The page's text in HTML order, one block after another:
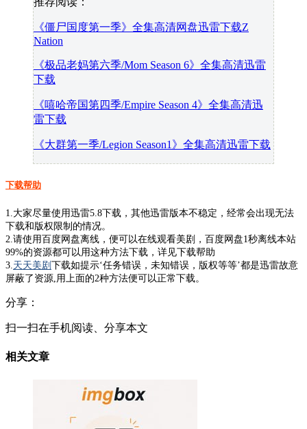
《僵尸国度第一季》全集高清网盘迅雷下载Z
Nation
《极品老妈第六季/Mom Season 6》全集高清迅雷
下载
《嘻哈帝国第四季/Empire Season 4》全集高清迅
雷下载
《大群第一季/Legion Season1》全集高清迅雷下载
下载帮助
1.大家尽量使用迅雷5.8下载，其他迅雷版本不稳定，经常会出现无法
下载和版权限制的情况。
2.请使用百度网盘离线，便可以在线观看美剧，百度网盘1秒离线本站
99%的资源都可以用这种方法下载，详见下载帮助
3.天天美剧 下载如提示‘任务错误，未知错误，版权等等’都是迅雷故意
屏蔽了资源,用上面的2种方法便可以正常下载。
分享：
扫一扫在手机阅读、分享本文
相关文章